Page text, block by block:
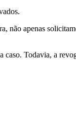
não apenas
caso. Todavia, a